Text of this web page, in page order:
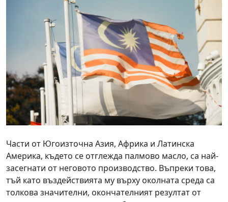
Части от Югоизточна Азия, Африка и Латинска
Америка, където се отглежда палмово масло, са най-
засегнати от неговото производство. Въпреки това,
тъй като въздействията му върху околната среда са
толкова значителни, окончателният резултат от